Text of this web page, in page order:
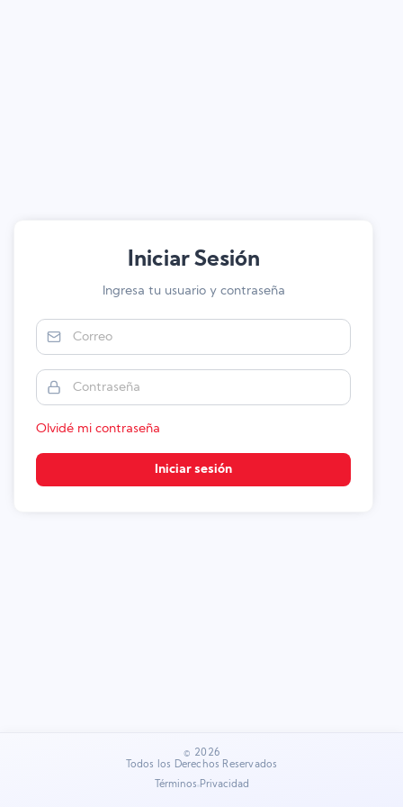
Iniciar Sesión
Ingresa tu usuario y contraseña
Olvidé mi contraseña
Iniciar sesión
© 2026
Todos los Derechos Reservados
Términos Privacidad